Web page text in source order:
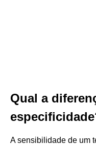
Qual a
A sensibilidade de um